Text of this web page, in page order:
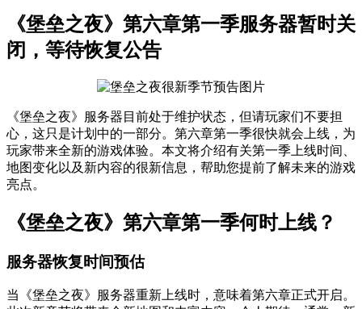
《堡垒之夜》第六章第一季服务器暂时关
闭，等待恢复公告
《堡垒之夜》服务器目前处于维护状态，但请玩家们不要担
心，这只是计划中的一部分。第六章第一季很快就会上线，为
玩家带来全新的游戏体验。本文将介绍有关第一季上线时间、
地图变化以及新内容的很新信息，帮助您提前了解未来的游戏
亮点。
《堡垒之夜》第六章第一季何时上线？
服务器恢复时间预估
当《堡垒之夜》服务器重新上线时，意味着第六章正式开启。